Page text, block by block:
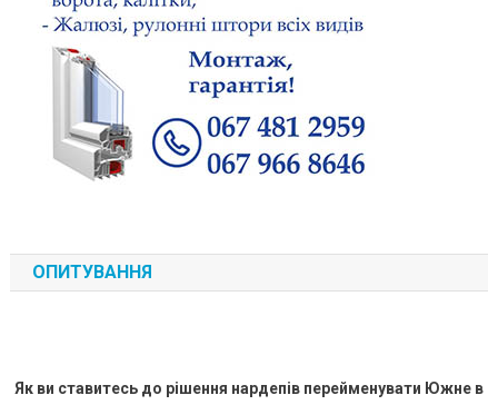
ОПИТУВАННЯ
Як ви ставитесь до рішення нардепів перейменувати Южне в